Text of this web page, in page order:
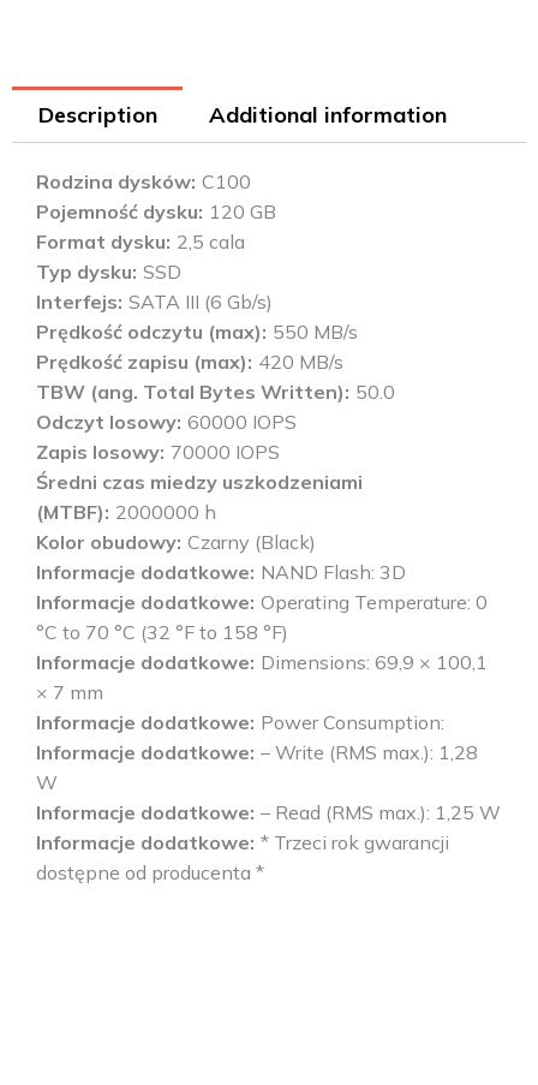
Description Additional information
Rodzina dysków C100
Pojemność dysku 120 GB
Format dysku 2,5 cala
Typ dysku SSD
Interfejs SATA III (6 Gb/s)
Prędkość odczytu (max) 550 MB/s
Prędkość zapisu (max) 420 MB/s
TBW (ang. Total Bytes Written) 50.0
Odczyt losowy 60000 IOPS
Zapis losowy 70000 IOPS
Średni czas miedzy uszkodzeniami
(MTBF) 2000000 h
Kolor obudowy Czarny (Black)
Informacje dodatkowe NAND Flash: 3D
Informacje dodatkowe Operating Temperature: 0
°C to 70 °C (32 °F to 158 °F)
Informacje dodatkowe Dimensions: 69,9 × 100,1
× 7 mm
Informacje dodatkowe Power Consumption:
Informacje dodatkowe – Write (RMS max.): 1,28
W
Informacje dodatkowe – Read (RMS max.): 1,25 W
Informacje dodatkowe * Trzeci rok gwarancji
dostępne od producenta *